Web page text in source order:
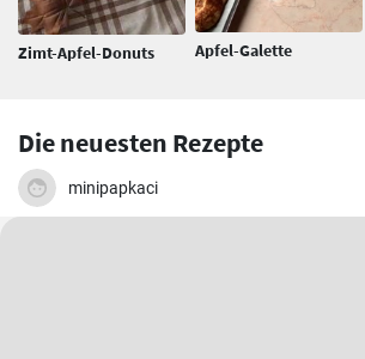
Zimt-Apfel-Donuts Apfel-Galette
Die neuesten Rezepte
minipapkaci